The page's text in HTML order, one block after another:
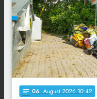
notes 06. August 2026 10:42